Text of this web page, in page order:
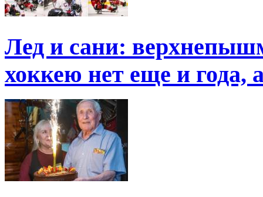
Лед и сани:
хоккею нет еще и года,